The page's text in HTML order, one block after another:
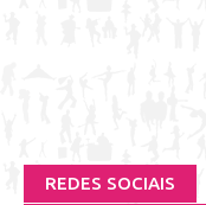
REDES SOCIAIS